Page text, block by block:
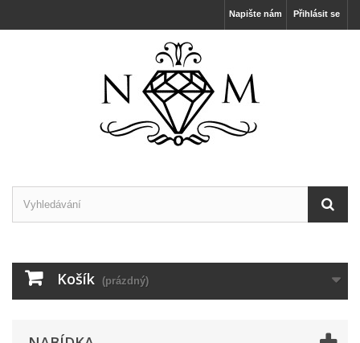
Přihlásit se
Napište nám
Košík (prázdný)